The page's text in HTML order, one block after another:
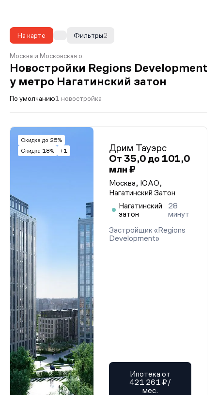
На карте 2
Фильтры
Москва и Московская о.
Новостройки Regions Development
у метро Нагатинский затон
По умолчанию1 новостройка
Скидка до 25%
Скидка 18%
+1
Дрим Тауэрс
От 35,0 до 101,0
млн ₽
Москва, ЮАО,
Нагатинский Затон
Нагатинский
затон
28
минут
Застройщик «Regions
Development»
Ипотека от
421 261 ₽/
мес.